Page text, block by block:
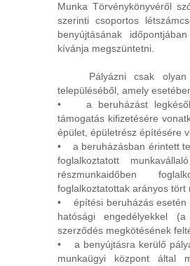
Munka Törvénykönyvéről
szerinti csoportos
benyújtásának
kívánja megszüntetni.
Pályázni csak olyan
településéből, amely
• a beruházást
támogatás kifizetésére
épület, épületrész építésére
• a beruházásban érintett
foglalkoztatott
részmunkaidőben
foglalkoztatottak arányos
• építési beruházás esetén
hatósági engedélyekkel
szerződés megkötésének
• a benyújtásra kerülő
munkaügyi központ által